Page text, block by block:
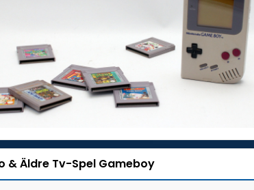
& Äldre Tv-Spel Gameboy